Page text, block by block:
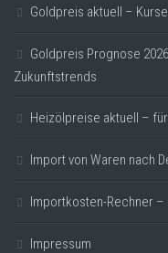
Goldpreis aktuell –
Goldpreis Prognose
Zukunftstrends
Heizölpreise aktuell –
Import von Waren nach
Importkosten-Rechner
Impressum